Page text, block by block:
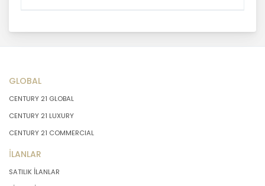
A.Ş. kişisel verileri belirlenen
elverişli bir biçimde işleyecek ve
amacın gerçekleştirilmesi ile ilgili
kişisel verilerin işlenmesinden
kaçınacaktır.
GLOBAL
CENTURY 21 GLOBAL
CENTURY 21 LUXURY
CENTURY 21 COMMERCIAL
İLANLAR
SATILIK İLANLAR